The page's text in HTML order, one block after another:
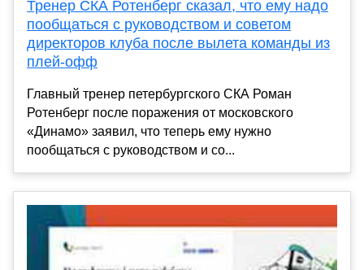
Тренер СКА Ротенберг сказал, что ему надо
пообщаться с руководством и советом
директоров клуба после вылета команды из
плей‑офф
Главный тренер петербургского СКА Роман
Ротенберг после поражения от московского
«Динамо» заявил, что теперь ему нужно
пообщаться с руководством и со...